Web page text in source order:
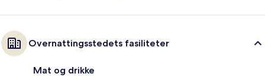
Overnattingsstedets fasiliteter
Mat og drikke